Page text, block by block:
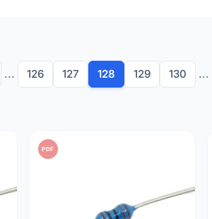
... 126 127 128 129 130 ...
PDF